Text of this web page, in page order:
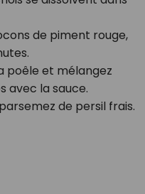
de piment rouge,
poêle et mélangez
avec la sauce.
de persil frais.